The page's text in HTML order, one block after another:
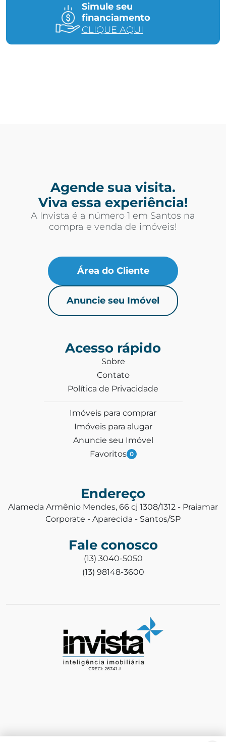
Simule seu
financiamento
CLIQUE AQUI
Agende sua visita.
Viva essa experiência!
A Invista é a número 1 em Santos na
compra e venda de imóveis!
Área do Cliente
Anuncie seu Imóvel
Acesso rápido
Sobre
Contato
Política de Privacidade
Imóveis para comprar
Imóveis para alugar
Anuncie seu Imóvel
Favoritos 0
Endereço
Alameda Armênio Mendes, 66 cj 1308/1312 - Praiamar
Corporate - Aparecida - Santos/SP
Fale conosco
(13) 3040-5050
(13) 98148-3600